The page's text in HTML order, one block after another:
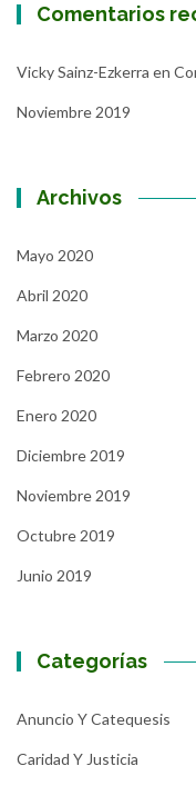
Comentarios
Vicky Sainz-Ezkerra en
Noviembre 2019
Archivos
Mayo 2020
Abril 2020
Marzo 2020
Febrero 2020
Enero 2020
Diciembre 2019
Noviembre 2019
Octubre 2019
Junio 2019
Categorías
Anuncio Y Catequesis
Caridad Y Justicia